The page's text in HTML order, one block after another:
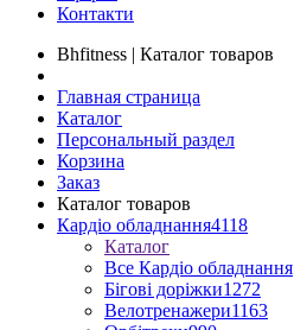
Контакти
Bhfitness | Каталог товаров
Главная страница
Каталог
Персональный раздел
Корзина
Заказ
Каталог товаров
Кардіо обладнання4118
Каталог
Все Кардіо обладнання
Бігові доріжки1272
Велотренажери1163